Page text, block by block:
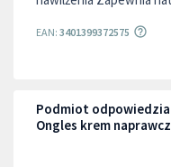
EAN: 3401399372575
Podmiot
Ongles krem